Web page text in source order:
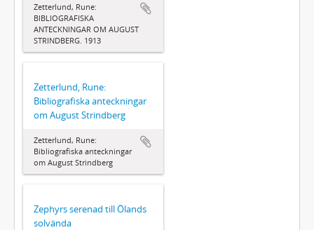
Zetterlund, Rune:
BIBLIOGRAFISKA
ANTECKNINGAR OM AUGUST
STRINDBERG. 1913
Zetterlund, Rune:
Bibliografiska anteckningar
om August Strindberg
Zetterlund, Rune:
Bibliografiska anteckningar
om August Strindberg
Zephyrs serenad till Ölands
solvända